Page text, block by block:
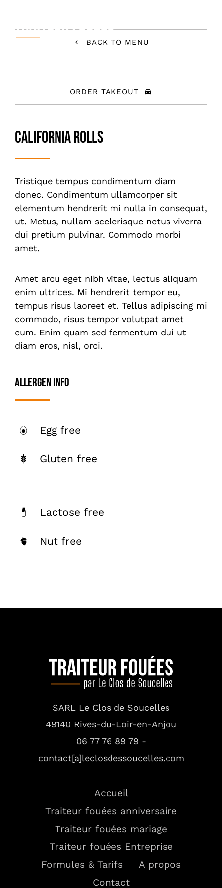
content
Votre Événement
A Propos
BACK TO MENU
ORDER TAKEOUT
California Rolls
Tristique tempus condimentum diam
donec. Condimentum ullamcorper sit
elementum hendrerit mi nulla in consequat,
ut. Metus, nullam scelerisque netus viverra
dui pretium pulvinar. Commodo morbi
amet.
Amet arcu eget nibh vitae, lectus aliquam
enim ultrices. Mi hendrerit tempor eu,
tempus risus laoreet et. Tellus adipiscing mi
commodo, risus tempor volutpat amet
cum. Enim quam sed fermentum dui ut
diam eros, nisl, orci.
Allergen Info
Egg free
Gluten free
Lactose free
Nut free
SARL Le Clos de Soucelles
49140 Rives-du-Loir-en-Anjou
06 77 76 89 79 -
contact[a]leclosdessoucelles.com
Accueil
Traiteur fouées anniversaire
Traiteur fouées mariage
Traiteur fouées Entreprise
Formules & Tarifs
A propos
Contact